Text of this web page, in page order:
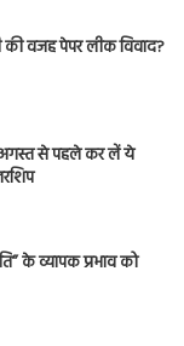
वजह पेपर लीक विवाद?
अगस्त से पहले कर लें ये
के व्यापक प्रभाव को